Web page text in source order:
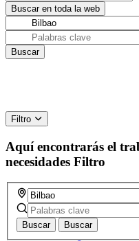
Filtro
Aquí encontrarás el
necesidades Filtro
Buscar Buscar